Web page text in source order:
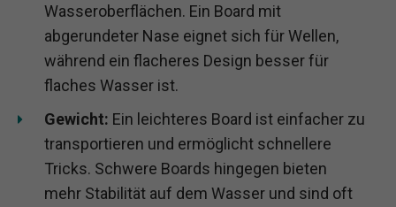
Wasseroberflächen. Ein Board mit
abgerundeter Nase eignet sich für Wellen,
während ein flacheres Design besser für
flaches Wasser ist.
Gewicht: Ein leichteres Board ist einfacher zu
transportieren und ermöglicht schnellere
Tricks. Schwere Boards hingegen bieten
mehr Stabilität auf dem Wasser und sind oft